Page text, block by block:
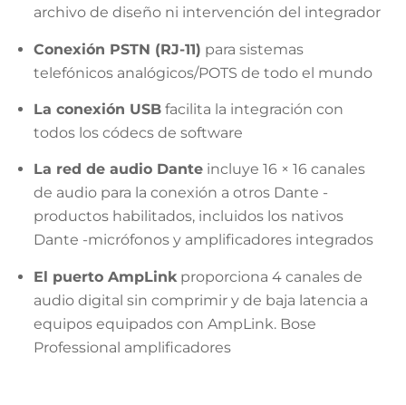
archivo de diseño ni intervención del integrador
Conexión PSTN (RJ-11) para sistemas
telefónicos analógicos/POTS de todo el mundo
La conexión USB facilita la integración con
todos los códecs de software
La red de audio Dante incluye 16 × 16 canales
de audio para la conexión a otros Dante -
productos habilitados, incluidos los nativos
Dante -micrófonos y amplificadores integrados
El puerto AmpLinkproporciona 4 canales de
audio digital sin comprimir y de baja latencia a
equipos equipados con AmpLink. Bose
Professional amplificadores